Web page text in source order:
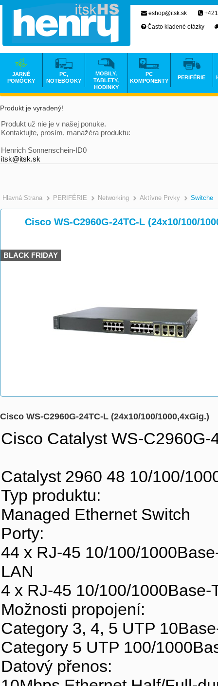
Produkt je vyradený!
Produkt už nie je v našej ponuke.
Kontaktujte, prosím, manažéra produktu:
Henrich Sonnenschein-ID0
itsk@itsk.sk
Hlavná Strana >
PERIFÉRIE >
Networking >
Aktívne Prvky Switche
Cisco WS-C2960G-24TC-L (24x10/100/
BLACK FRIDAY
Cisco WS-C2960G-24TC-L (24x10/100/1000,4xGig.)
Cisco Catalyst WS-
Catalyst 2960 48 10/100/
Typ produktu:
Managed Ethernet Switch
Porty:
44 x RJ-45 10/100/
LAN
4 x RJ-45 10/100/1000Base-
Možnosti propojení:
Category 3, 4, 5 UTP
Category 5 UTP 100/
Datový přenos:
eshop@itsk.sk
Často kladené otázky
JARNÉ
POMÔCKY
PC,
NOTEBOOKY
MOBILY,
TABLETY,
HODINKY
PC
KOMPONENTY
PERIFÉRIE